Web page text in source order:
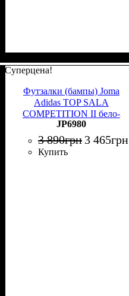
Суперцена!
Футзалки (бампы) Joma
Adidas TOP SALA
COMPETITION II бело-
темно-сине-розовые JP6980
JP6980
3 890грн 3 465грн
Купить